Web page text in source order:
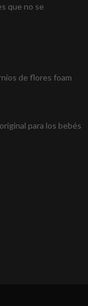
que no se
de flores foam
para los bebés